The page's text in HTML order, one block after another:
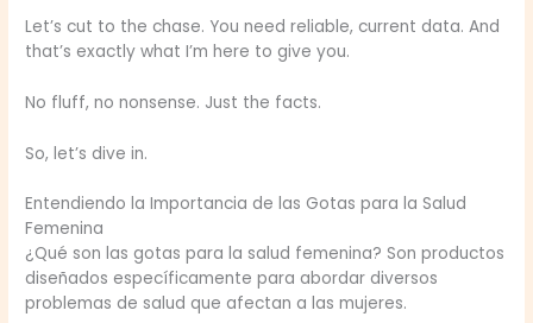
Let’s cut to the chase. You need reliable, current data. And
that’s exactly what I’m here to give you.
No fluff, no nonsense. Just the facts.
So, let’s dive in.
Entendiendo la Importancia de las Gotas para la Salud
Femenina
¿Qué son las gotas para la salud femenina? Son productos
diseñados específicamente para abordar diversos
problemas de salud que afectan a las mujeres.